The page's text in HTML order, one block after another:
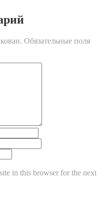
Обязательные поля
in this browser for the next